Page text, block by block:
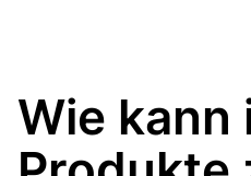
Wie kann